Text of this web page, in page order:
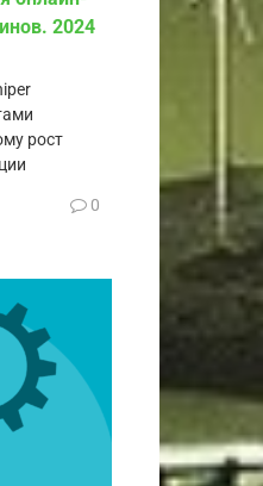
2024
рост
0